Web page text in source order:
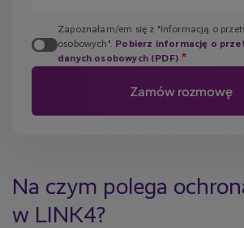
Zapoznałam/em się z "Informacją o
osobowych". Pobierz informację o
danych osobowych (PDF)
Na czym polega
w LINK4?